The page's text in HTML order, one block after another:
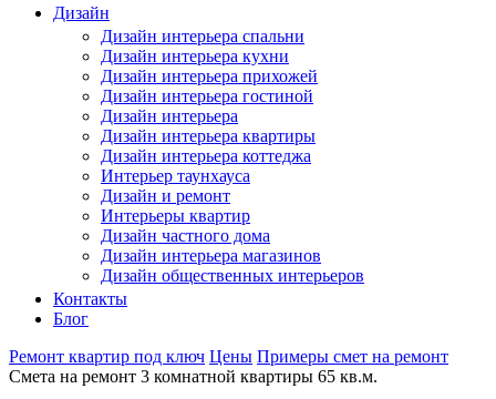
Дизайн
Дизайн интерьера спальни
Дизайн интерьера кухни
Дизайн интерьера прихожей
Дизайн интерьера гостиной
Дизайн интерьера
Дизайн интерьера квартиры
Дизайн интерьера коттеджа
Интерьер таунхауса
Дизайн и ремонт
Интерьеры квартир
Дизайн частного дома
Дизайн интерьера магазинов
Дизайн общественных интерьеров
Контакты
Блог
Ремонт квартир под ключ Цены Примеры смет на ремонт
Смета на ремонт 3 комнатной квартиры 65 кв.м.